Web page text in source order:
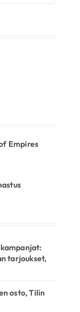
Empires
tarjoukset,
osto, Tilin